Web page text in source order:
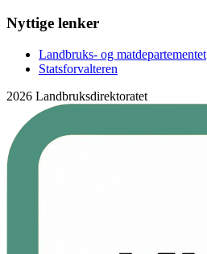
Nyttige lenker
Landbruks- og matdepartementet
Statsforvalteren
2026 Landbruksdirektoratet